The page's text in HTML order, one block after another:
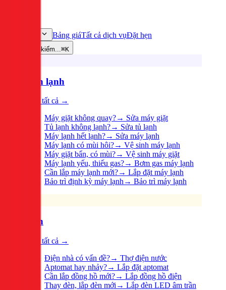
Bảng giáTất cả dịch vụĐặt hẹn
Tìm kiếm...⌘K
Điện lạnh
Xem tất cả →
Máy giặt không quay?→ Sửa máy giặt
Tủ lạnh không lạnh?→ Sửa tủ lạnh
Máy lạnh hết lạnh?→ Sửa máy lạnh
Máy lạnh có mùi hôi?→ Vệ sinh máy lạnh
Máy giặt bẩn, có mùi?→ Vệ sinh máy giặt
Máy lạnh yếu, thiếu gas?→ Bơm gas máy lạnh
Cần lắp máy lạnh mới?→ Lắp đặt máy lạnh
Bảo trì định kỳ máy lạnh→ Bảo trì máy lạnh
Điện
Xem tất cả →
Điện nhà có vấn đề?→ Thợ điện nước
Aptomat hay nhảy?→ Lắp đặt aptomat
Cần lắp đồng hồ mới?→ Lắp đồng hồ điện
Thay đèn, lắp đèn mới → Lắp đèn LED âm trần